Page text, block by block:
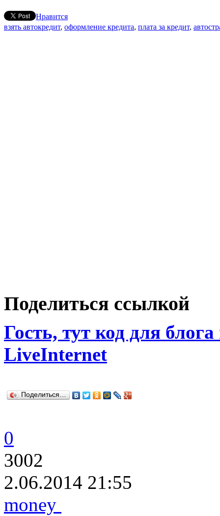
Нравится
взять автокредит, оформление кредита, плата за кредит,
Поделиться ссылкой
Гость, тут код для
LiveInternet
Поделиться…
0
3002
2.06.2014 21:55
money